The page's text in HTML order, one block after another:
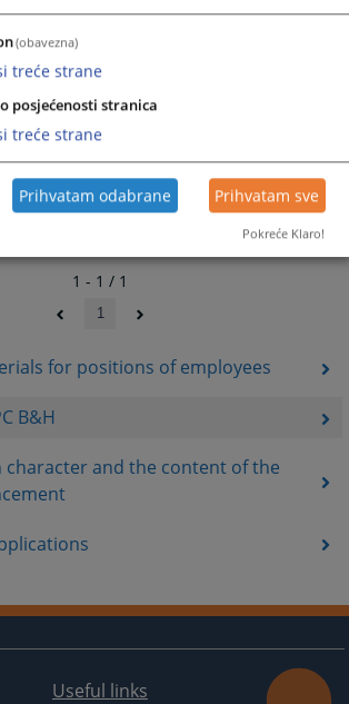
for positions of employees
B&H
character and the content of the
shortcuts
for
changing
dates.
1 - 1 / 1
1
Useful links
(obavezna)
treće strane
posjećenosti stranica
treće strane
Prihvatam odabrane Prihvatam sve
Pokreće Klaro!